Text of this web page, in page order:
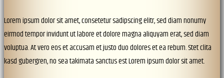
Lorem ipsum dolor sit amet, consetetur sadipscing elitr, sed diam nonumy
eirmod tempor invidunt ut labore et dolore magna aliquyam erat, sed diam
voluptua. At vero eos et accusam et justo duo dolores et ea rebum. Stet clita
kasd gubergren, no sea takimata sanctus est Lorem ipsum dolor sit amet.